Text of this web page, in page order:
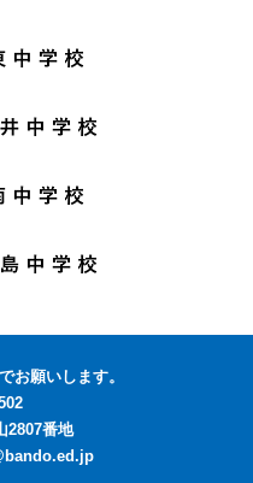
お願いします。
2807番地